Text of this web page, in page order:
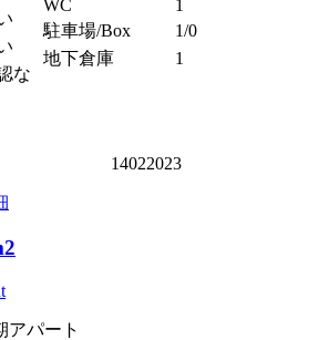
な
WC
1
駐車場/Box
1/0
地下倉庫
1
パート